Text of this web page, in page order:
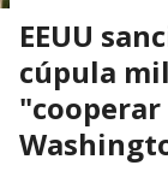
EEUU
cúpula
"cooperar